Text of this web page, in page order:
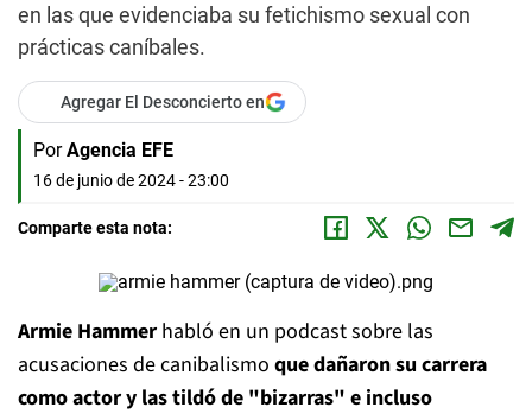
en las que evidenciaba su fetichismo sexual con
prácticas caníbales.
Agregar El Desconcierto en
Por Agencia EFE
16 de junio de 2024 - 23:00
Comparte esta nota:
Armie Hammer habló en un podcast sobre las
acusaciones de canibalismo que dañaron su carrera
como actor y las tildó de "bizarras" e incluso